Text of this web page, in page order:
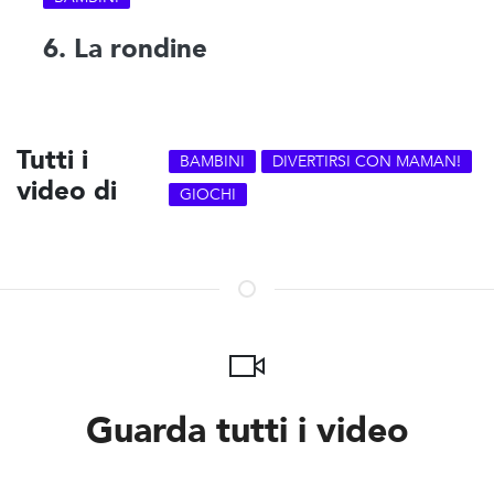
6. La rondine
Tutti i
video di
BAMBINI
DIVERTIRSI CON MAMAN!
GIOCHI
Guarda tutti i video